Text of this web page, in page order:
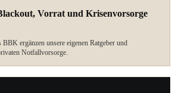
Vorrat und Krisenvorsorge
ergänzen unsere eigenen Ratgeber und
Notfallvorsorge.